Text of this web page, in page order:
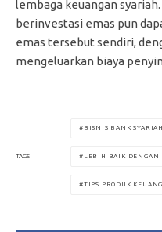
lembaga keuangan
berinvestasi emas pun
emas tersebut sendiri,
mengeluarkan biaya
TAGS
BISNIS BANK SYARIAH
LEBIH BAIK DENGAN
TIPS PRODUK